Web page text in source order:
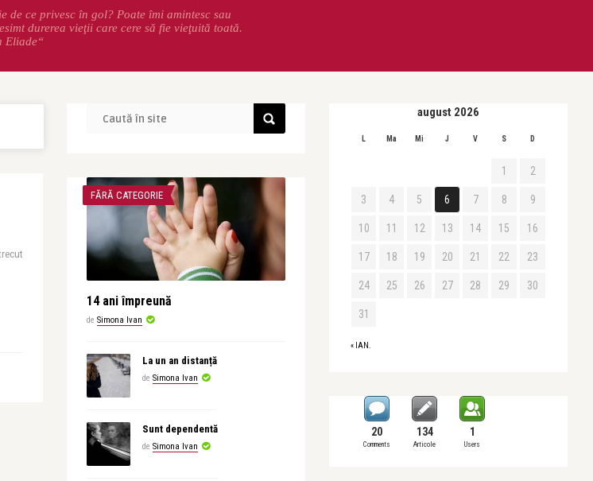
de ce privesc în gol? Poate îmi amintesc sau
durerea vieţii care cere să fie vieţuită toată.
Eliade“
FĂRĂ CATEGORIE
14 ani împreună
de Simona Ivan
La un an distanță
de Simona Ivan
Sunt dependentă
de Simona Ivan
august 2026
L Ma Mi J V S D
« IAN.
1 2
3 4 5 6 7 8 9
10 11 12 13 14 15 16
17 18 19 20 21 22 23
24 25 26 27 28 29 30
31
20
Comments
134
Articole
1
Users